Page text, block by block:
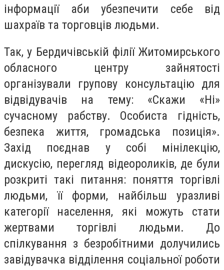
інформації аби убезпечити себе від
шахраїв та торговців людьми.
Так, у Бердичівській філії Житомирського
обласного центру зайнятості
організували групову консультацію для
відвідувачів на тему: «Скажи «Ні»
сучасному рабству. Особиста гідність,
безпека життя, громадська позиція».
Захід поєднав у собі мінілекцію,
дискусію, перегляд відеороликів, де були
розкриті такі питання: поняття торгівлі
людьми, її форми, найбільш уразливі
категорії населення, які можуть стати
жертвами торгівлі людьми. До
спілкування з безробітними долучились
завідувачка відділення соціальної роботи